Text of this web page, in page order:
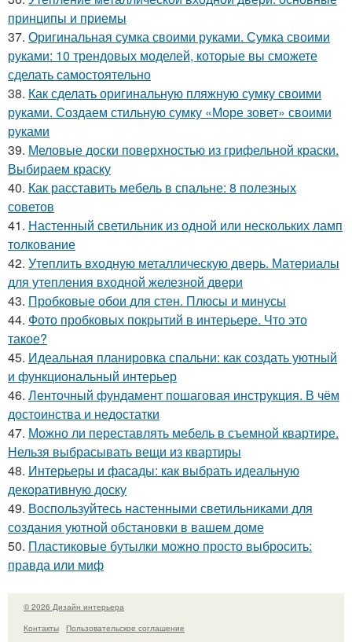
принципы и приемы
37. Оригинальная сумка своими руками. Сумка своими
руками: 10 трендовых моделей, которые вы сможете
сделать самостоятельно
38. Как сделать оригинальную пляжную сумку своими
руками. Создаем стильную сумку «Море зовет» своими
руками
39. Меловые доски поверхностью из грифельной краски.
Выбираем краску
40. Как расставить мебель в спальне: 8 полезных
советов
41. Настенный светильник из одной или нескольких ламп
толкование
42. Утеплить входную металлическую дверь. Материалы
для утепления входной железной двери
43. Пробковые обои для стен. Плюсы и минусы
44. Фото пробковых покрытий в интерьере. Что это
такое?
45. Идеальная планировка спальни: как создать уютный
и функциональный интерьер
46. Ленточный фундамент пошаговая инструкция. В чём
достоинства и недостатки
47. Можно ли переставлять мебель в съемной квартире.
Нельзя выбрасывать вещи из квартиры
48. Интерьеры и фасады: как выбрать идеальную
декоративную доску
49. Воспользуйтесь настенными светильниками для
создания уютной обстановки в вашем доме
50. Пластиковые бутылки можно просто выбросить:
правда или миф
© 2026 Дизайн интерьера
Контакты
Пользовательское соглашение